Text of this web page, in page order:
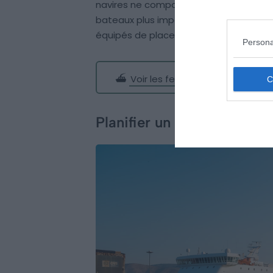
navires ne comportent pas de
bateaux plus imposants proposent le
équipés de places assises.
⛴️ Voir les ferries entre Santorin
Planifier un trajet en